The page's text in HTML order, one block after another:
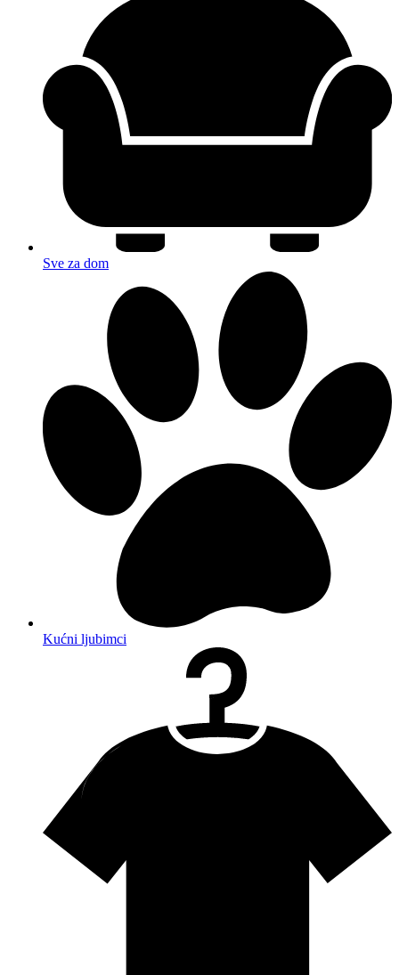
Sve za dom
Kućni ljubimci